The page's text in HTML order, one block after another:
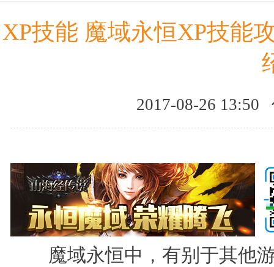
XP技能 魔域永恒XP技能
2017-08-26 13:50
魔域永恒中，有别于其他游